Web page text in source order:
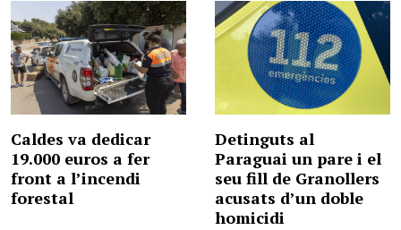
Caldes va dedicar
19.000 euros a fer
front a l’incendi
forestal
Detinguts al
Paraguai un pare i el
seu fill de Granollers
acusats d’un doble
homicidi